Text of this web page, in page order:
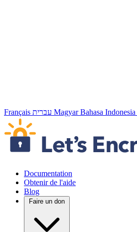
Français עברית Magyar Bahasa Indonesia
Passer les liens de navigation
Documentation
Obtenir de l'aide
Blog
Faire un don